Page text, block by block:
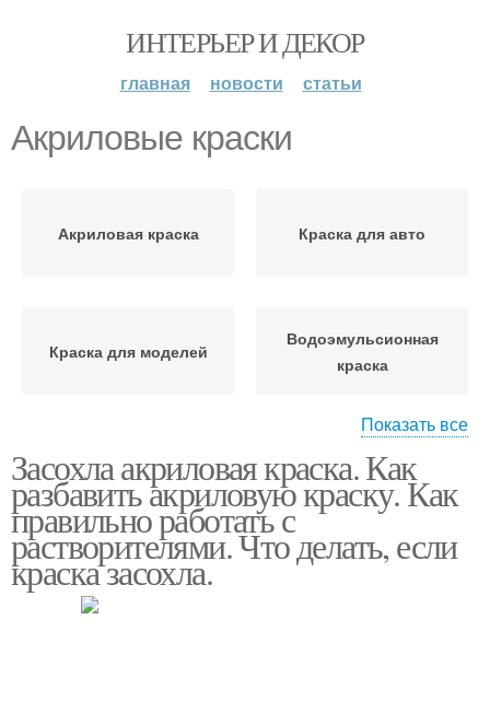
ИНТЕРЬЕР И ДЕКОР
главная новости статьи
Акриловые краски
Акриловая краска Краска для авто
Краска для моделей
Водоэмульсионная
краска
Краски с комочками
Разбавитель для
акриловых красок
Краски по номерам
Показать все
Засохла акриловая краска. Как
разбавить акриловую краску. Как
правильно работать с
растворителями. Что делать, если
краска засохла.